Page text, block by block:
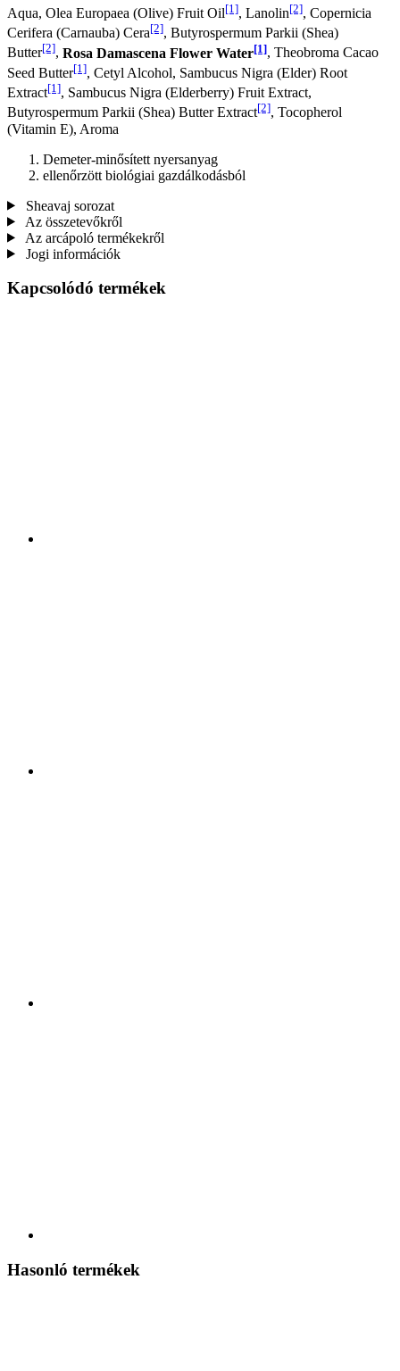
Aqua, Olea Europaea (Olive) Fruit Oil[1], Lanolin[2], Copernicia
Cerifera (Carnauba) Cera[2], Butyrospermum Parkii (Shea)
Butter[2], Rosa Damascena Flower Water[1], Theobroma Cacao
Seed Butter[1], Cetyl Alcohol, Sambucus Nigra (Elder) Root
Extract[1], Sambucus Nigra (Elderberry) Fruit Extract,
Butyrospermum Parkii (Shea) Butter Extract[2], Tocopherol
(Vitamin E), Aroma
Demeter-minősített nyersanyag
ellenőrzött biológiai gazdálkodásból
Sheavaj sorozat
Az összetevőkről
Az arcápoló termékekről
Jogi információk
Kapcsolódó termékek
Hasonló termékek